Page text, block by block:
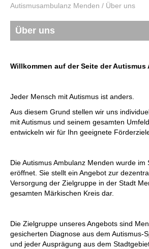
Autismusambulanz Menden / Über uns
Über uns
Willkommen auf der Seite der Autismus
Jeder Mensch mit Autismus ist anders.
Aus diesem Grund stellen wir uns
mit Autismus und seinem gesamten
entwickeln wir für Ihn geeignete
Die Autismus Ambulanz Menden wurde im
eröffnet. Sie stellt ein Angebot zur
Versorgung der Zielgruppe in der Stadt
gesamten Märkischen Kreis dar.
Die Zielgruppe unseres Angebots sind
gesicherten Diagnose aus dem Autismus-
und jeder Ausprägung aus dem